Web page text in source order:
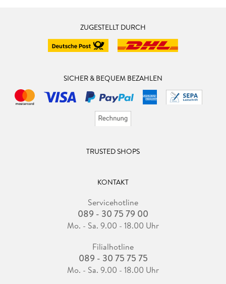
ZUGESTELLT DURCH
SICHER & BEQUEM BEZAHLEN
TRUSTED SHOPS
KONTAKT
Servicehotline
089 - 30 75 79 00
Mo. - Sa. 9.00 - 18.00 Uhr
Filialhotline
089 - 30 75 75 75
Mo. - Sa. 9.00 - 18.00 Uhr